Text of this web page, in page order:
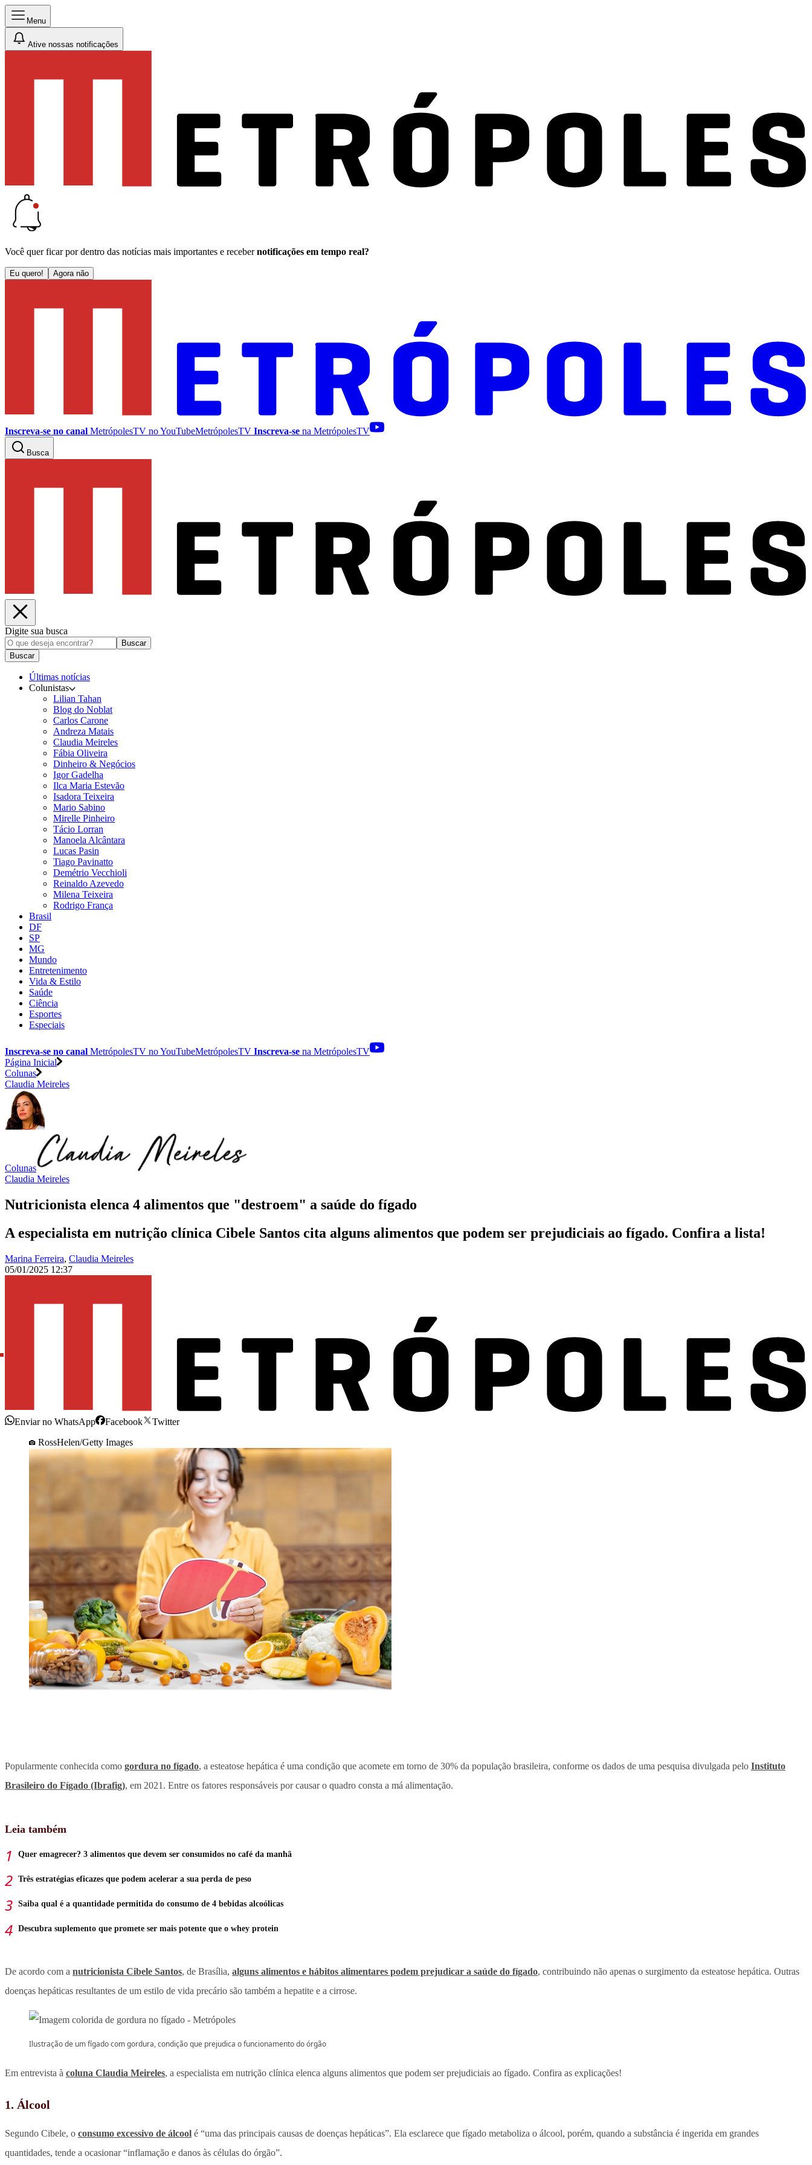
Menu
Ative nossas notificações
Você quer ficar por dentro das notícias mais importantes e receber notificações em tempo real?
Eu quero! Agora não
Inscreva-se no canal MetrópolesTV noYouTubeMetrópolesTV Inscreva-se na MetrópolesTV
Busca
Digite sua busca
Buscar
Buscar
Últimas notícias
Colunistas
Lilian Tahan
Blog do Noblat
Carlos Carone
Andreza Matais
Claudia Meireles
Fábia Oliveira
Dinheiro & Negócios
Igor Gadelha
Ilca Maria Estevão
Isadora Teixeira
Mario Sabino
Mirelle Pinheiro
Tácio Lorran
Manoela Alcântara
Lucas Pasin
Tiago Pavinatto
Demétrio Vecchioli
Reinaldo Azevedo
Milena Teixeira
Rodrigo França
Brasil
DF
SP
MG
Mundo
Entretenimento
Vida & Estilo
Saúde
Ciência
Esportes
Especiais
Inscreva-se no canal MetrópolesTV noYouTubeMetrópolesTV Inscreva-se na MetrópolesTV
Página Inicial
Colunas
Claudia Meireles
Colunas
Claudia Meireles
Nutricionista elenca 4 alimentos que "destroem" a saúde do fígado
A especialista em nutrição clínica Cibele Santos cita alguns alimentos que podem ser prejudiciais ao fígado. Confira a lista!
Marina Ferreira, Claudia Meireles
05/01/2025 12:37
Enviar no WhatsApp Facebook
Twitter
RossHelen/Getty Images
Popularmente conhecida como gordura no fígado, a esteatose hepática é uma condição que acomete em torno de 30% da população brasileira, conforme os dados de uma pesquisa divulgada pelo Instituto
Brasileiro do Fígado (Ibrafig), em 2021. Entre os fatores responsáveis por causar o quadro consta a má alimentação.
Leia também
Quer emagrecer? 3 alimentos que devem ser consumidos no café da manhã
Três estratégias eficazes que podem acelerar a sua perda de peso
Saiba qual é a quantidade permitida do consumo de 4 bebidas alcoólicas
Descubra suplemento que promete ser mais potente que o whey protein
De acordo com a nutricionista Cibele Santos, de Brasília, alguns alimentos e hábitos alimentares podem prejudicar a saúde do fígado, contribuindo não apenas o surgimento da esteatose hepática. Outras
doenças hepáticas resultantes de um estilo de vida precário são também a hepatite e a cirrose.
Ilustração de um fígado com gordura, condição que prejudica o funcionamento do órgão
Em entrevista à coluna Claudia Meireles, a especialista em nutrição clínica elenca alguns alimentos que podem ser prejudiciais ao fígado. Confira as explicações!
1. Álcool
Segundo Cibele, o consumo excessivo de álcool é “uma das principais causas de doenças hepáticas”. Ela esclarece que fígado metaboliza o álcool, porém, quando a substância é ingerida em grandes
quantidades, tende a ocasionar “inflamação e danos às células do órgão”.